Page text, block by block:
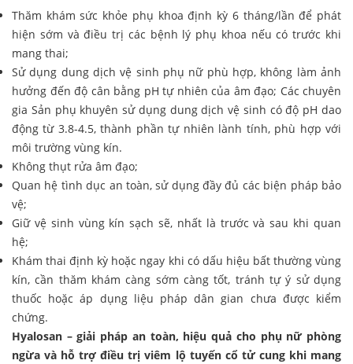
Thăm khám sức khỏe phụ khoa định kỳ 6 tháng/lần để phát
hiện sớm và điều trị các bệnh lý phụ khoa nếu có trước khi
mang thai;
Sử dụng dung dịch vệ sinh phụ nữ phù hợp, không làm ảnh
hưởng đến độ cân bằng pH tự nhiên của âm đạo; Các chuyên
gia Sản phụ khuyên sử dụng dung dịch vệ sinh có độ pH dao
động từ 3.8-4.5, thành phần tự nhiên lành tính, phù hợp với
môi trường vùng kín.
Không thụt rửa âm đạo;
Quan hệ tình dục an toàn, sử dụng đầy đủ các biện pháp bảo
vệ;
Giữ vệ sinh vùng kín sạch sẽ, nhất là trước và sau khi quan
hệ;
Khám thai định kỳ hoặc ngay khi có dấu hiệu bất thường vùng
kín, cần thăm khám càng sớm càng tốt, tránh tự ý sử dụng
thuốc hoặc áp dụng liệu pháp dân gian chưa được kiểm
chứng.
Hyalosan – giải pháp an toàn, hiệu quả cho phụ nữ phòng
ngừa và hỗ trợ điều trị viêm lộ tuyến cổ tử cung khi mang